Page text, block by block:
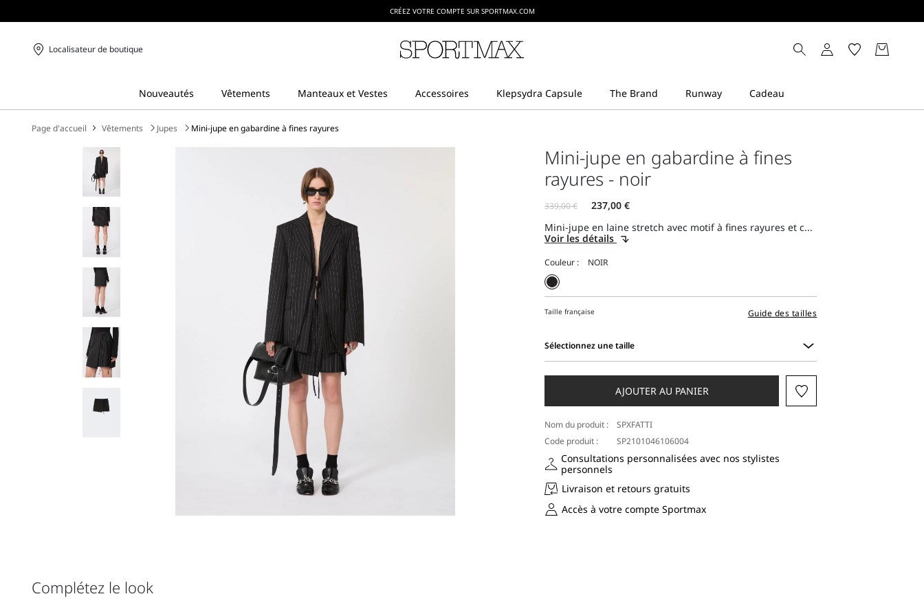
CRÉEZ VOTRE COMPTE SUR SPORTMAX.COM
Localisateur de boutique
Page d'accueil Vêtements Jupes Mini-jupe en gabardine à fines rayures
Mini-jupe en gabardine à fines
rayures - noir
Mini-jupe en laine stretch avec motif à fines rayures et c...
Voir les détails
Couleur :
Taille française Guide des tailles
Sélectionnez une taille
une
AJOUTER AU PANIER
Nom du produit :
SPXFATTI
Code produit :
SP2101046106004
Consultations personnalisées avec nos stylistes
personnels
Livraison et retours gratuits
Accès à votre compte Sportmax
Complétez le look